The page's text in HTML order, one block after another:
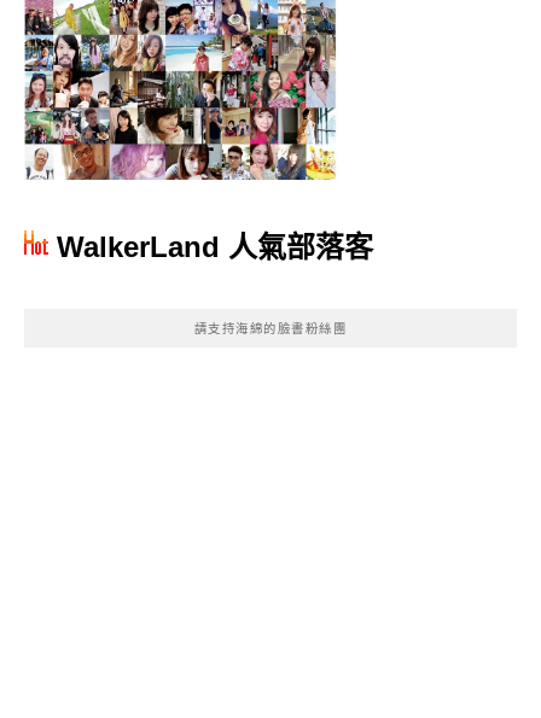
WalkerLand 人氣部落客
請支持海綿的臉書粉絲團